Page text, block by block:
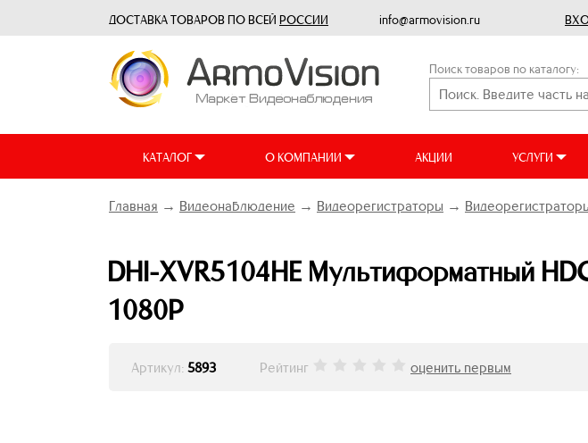
ДОСТАВКА ТОВАРОВ ПО ВСЕЙ РОССИИ info@armovision.ru
Поиск товаров по каталогу:
КАТАЛОГ О КОМПАНИИ АКЦИИ УСЛУГИ
Главная → Видеонаблюдение → Видеорегистраторы →
DHI-XVR5104HE Мультиформатный
1080P
Артикул: 5893 Рейтинг оценить первым